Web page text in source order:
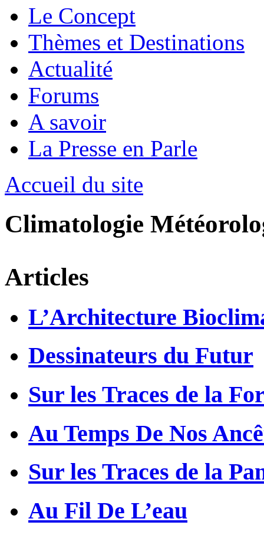
Le Concept
Thèmes et Destinations
Actualité
Forums
A savoir
La Presse en Parle
Accueil du site
Climatologie
Articles
L’Architecture
Dessinateurs du Futur
Sur les Traces de la
Au Temps De Nos
Sur les Traces de la
Au Fil De L’eau